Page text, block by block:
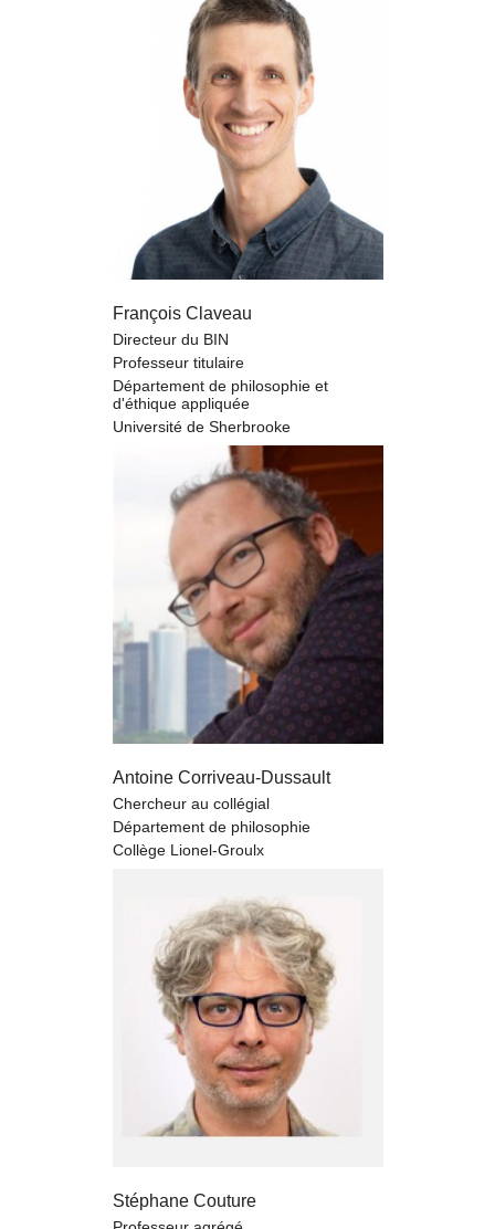
François Claveau
Directeur du BIN
Professeur titulaire
Département de philosophie et
d'éthique appliquée
Université de Sherbrooke
Antoine Corriveau-Dussault
Chercheur au collégial
Département de philosophie
Collège Lionel-Groulx
Stéphane Couture